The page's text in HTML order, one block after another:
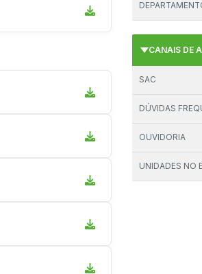
CANAIS DE
SAC
DÚVIDAS
OUVIDORIA
UNIDADES NO